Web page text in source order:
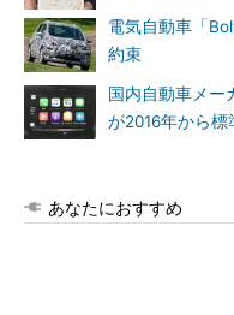
電気自動車「
約束
国内自動車メー
が2016年から標
あなたにおすすめ